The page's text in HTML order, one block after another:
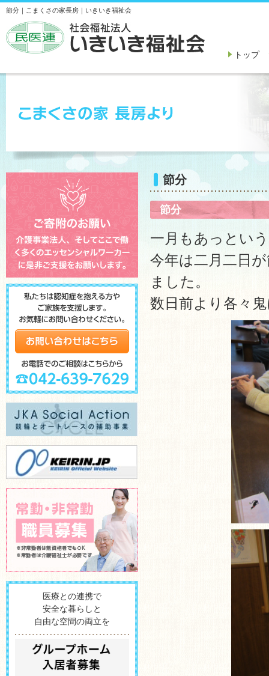
節分｜こまくさの家長房｜いきいき福祉会
トップ
節分
節分
一月もあっとい
今年は二月二日
ました。
数日前より各々
医療との連携で
安全な暮らしと
自由な空間の両立を